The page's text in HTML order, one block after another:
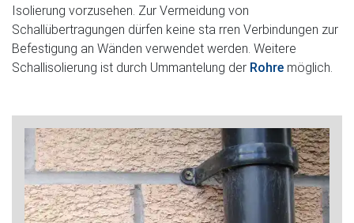
Isolierung vorzusehen. Zur Vermeidung von
Schallübertragungen dürfen keine sta rren Verbindungen zur
Befestigung an Wänden verwendet werden. Weitere
Schallisolierung ist durch Ummantelung der Rohre möglich.